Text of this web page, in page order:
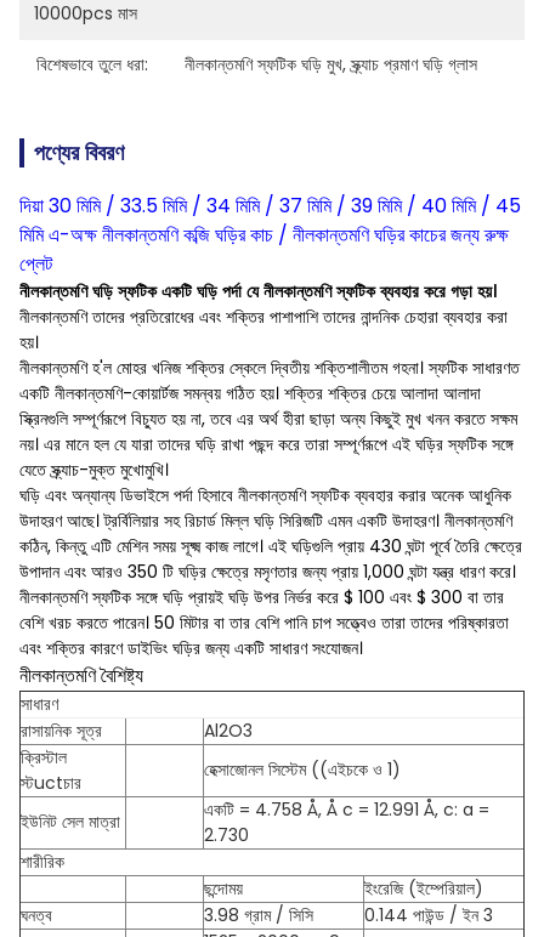
10000pcs মাস
বিশেষভাবে তুলে ধরা: নীলকান্তমণি স্ফটিক ঘড়ি মুখ, স্ক্র্যাচ প্রমাণ ঘড়ি গ্লাস
পণ্যের বিবরণ
দিয়া 30 মিমি / 33.5 মিমি / 34 মিমি / 37 মিমি / 39 মিমি / 40 মিমি / 45
মিমি এ-অক্ষ নীলকান্তমণি কব্জি ঘড়ির কাচ / নীলকান্তমণি ঘড়ির কাচের জন্য রুক্ষ
প্লেট
নীলকান্তমণি ঘড়ি স্ফটিক একটি ঘড়ি পর্দা যে নীলকান্তমণি স্ফটিক ব্যবহার করে গড়া হয়।
নীলকান্তমণি তাদের প্রতিরোধের এবং শক্তির পাশাপাশি তাদের নান্দনিক চেহারা ব্যবহার করা
হয়।
নীলকান্তমণি হ'ল মোহর খনিজ শক্তির স্কেলে দ্বিতীয় শক্তিশালীতম গহনা। স্ফটিক সাধারণত
একটি নীলকান্তমণি-কোয়ার্টজ সমন্বয় গঠিত হয়। শক্তির শক্তির চেয়ে আলাদা আলাদা
স্ক্রিনগুলি সম্পূর্ণরূপে বিচ্যুত হয় না, তবে এর অর্থ হীরা ছাড়া অন্য কিছুই মুখ খনন করতে সক্ষম
নয়। এর মানে হল যে যারা তাদের ঘড়ি রাখা পছন্দ করে তারা সম্পূর্ণরূপে এই ঘড়ির স্ফটিক সঙ্গে
যেতে স্ক্র্যাচ-মুক্ত মুখোমুখি।
ঘড়ি এবং অন্যান্য ডিভাইসে পর্দা হিসাবে নীলকান্তমণি স্ফটিক ব্যবহার করার অনেক আধুনিক
উদাহরণ আছে। ট্রর্বিলিয়ার সহ রিচার্ড মিল্ল ঘড়ি সিরিজটি এমন একটি উদাহরণ। নীলকান্তমণি
কঠিন, কিন্তু এটি মেশিন সময় সূক্ষ্ম কাজ লাগে। এই ঘড়িগুলি প্রায় 430 ঘন্টা পূর্বে তৈরি ক্ষেত্রে
উপাদান এবং আরও 350 টি ঘড়ির ক্ষেত্রে মসৃণতার জন্য প্রায় 1,000 ঘন্টা যন্ত্র ধারণ করে।
নীলকান্তমণি স্ফটিক সঙ্গে ঘড়ি প্রায়ই ঘড়ি উপর নির্ভর করে $ 100 এবং $ 300 বা তার
বেশি খরচ করতে পারেন। 50 মিটার বা তার বেশি পানি চাপ সত্ত্বেও তারা তাদের পরিষ্কারতা
এবং শক্তির কারণে ডাইভিং ঘড়ির জন্য একটি সাধারণ সংযোজন।
নীলকান্তমণি বৈশিষ্ট্য
সাধারণ
রাসায়নিক সূত্র
Al2O3
ক্রিস্টাল
স্টuctচার
হেক্সাজোনল সিস্টেম ((এইচকে ও 1)
ইউনিট সেল মাত্রা
একটি = 4.758 Å, Å c = 12.991 Å, c: a =
2.730
শারীরিক
ছন্দোময়
ইংরেজি (ইম্পেরিয়াল)
ঘনত্ব
3.98 গ্রাম / সিসি
0.144 পাউন্ড / ইন 3